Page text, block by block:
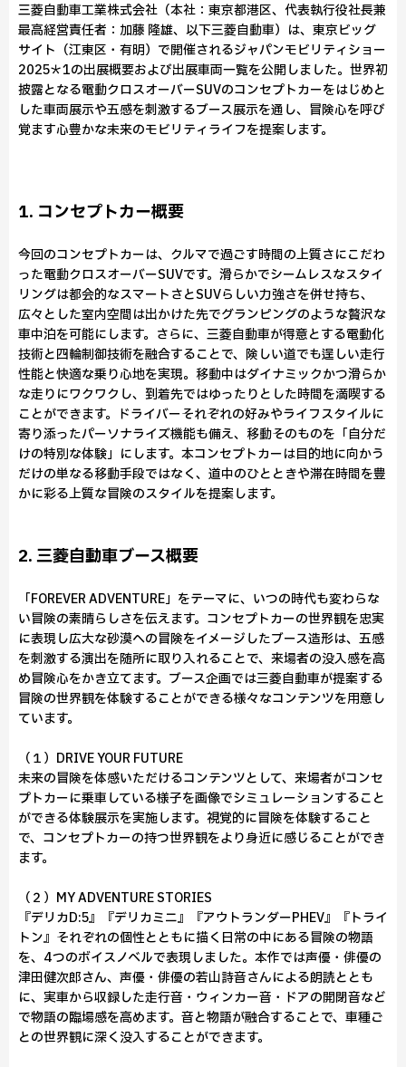
三菱自動車工業株式会社（本社：東京都港区、代表執行役社長兼
最高経営責任者：加藤 隆雄、以下三菱自動車）は、東京ビッグ
サイト（江東区・有明）で開催されるジャパンモビリティショー
2025＊1の出展概要および出展車両一覧を公開しました。世界初
披露となる電動クロスオーバーSUVのコンセプトカーをはじめと
した車両展示や五感を刺激するブース展示を通し、冒険心を呼び
覚ます心豊かな未来のモビリティライフを提案します。
1. コンセプトカー概要
今回のコンセプトカーは、クルマで過ごす時間の上質さにこだわ
った電動クロスオーバーSUVです。滑らかでシームレスなスタイ
リングは都会的なスマートさとSUVらしい力強さを併せ持ち、
広々とした室内空間は出かけた先でグランピングのような贅沢な
車中泊を可能にします。さらに、三菱自動車が得意とする電動化
技術と四輪制御技術を融合することで、険しい道でも逞しい走行
性能と快適な乗り心地を実現。移動中はダイナミックかつ滑らか
な走りにワクワクし、到着先ではゆったりとした時間を満喫する
ことができます。ドライバーそれぞれの好みやライフスタイルに
寄り添ったパーソナライズ機能も備え、移動そのものを「自分だ
けの特別な体験」にします。本コンセプトカーは目的地に向かう
だけの単なる移動手段ではなく、道中のひとときや滞在時間を豊
かに彩る上質な冒険のスタイルを提案します。
2. 三菱自動車ブース概要
「FOREVER ADVENTURE」をテーマに、いつの時代も変わらな
い冒険の素晴らしさを伝えます。コンセプトカーの世界観を忠実
に表現し広大な砂漠への冒険をイメージしたブース造形は、五感
を刺激する演出を随所に取り入れることで、来場者の没入感を高
め冒険心をかき立てます。ブース企画では三菱自動車が提案する
冒険の世界観を体験することができる様々なコンテンツを用意し
ています。
（１）DRIVE YOUR FUTURE
未来の冒険を体感いただけるコンテンツとして、来場者がコンセ
プトカーに乗車している様子を画像でシミュレーションすること
ができる体験展示を実施します。視覚的に冒険を体験すること
で、コンセプトカーの持つ世界観をより身近に感じることができ
ます。
（２）MY ADVENTURE STORIES
『デリカD:5』『デリカミニ』『アウトランダーPHEV』『トライ
トン』それぞれの個性とともに描く日常の中にある冒険の物語
を、4つのボイスノベルで表現しました。本作では声優・俳優の
津田健次郎さん、声優・俳優の若山詩音さんによる朗読ととも
に、実車から収録した走行音・ウィンカー音・ドアの開閉音など
で物語の臨場感を高めます。音と物語が融合することで、車種ご
との世界観に深く没入することができます。